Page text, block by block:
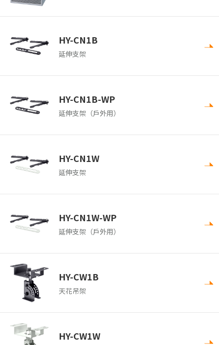
HY-CN1B
延伸支架
HY-CN1B-WP
延伸支架（戶外用）
HY-CN1W
延伸支架
HY-CN1W-WP
延伸支架（戶外用）
HY-CW1B
天花吊架
HY-CW1W